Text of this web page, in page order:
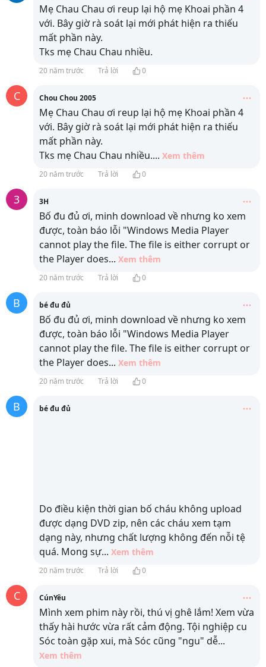
Mẹ Chau Chau ơi reup lại hộ mẹ Khoai phần 4
với. Bây giờ rà soát lại mới phát hiện ra thiếu
mất phần này.
Tks mẹ Chau Chau nhiều.
20 năm trước Trả lời 0
C Chou Chou 2005
Mẹ Chau Chau ơi reup lại hộ mẹ Khoai phần 4
với. Bây giờ rà soát lại mới phát hiện ra thiếu
mất phần này.
Tks mẹ Chau Chau nhiều.... Xem thêm
20 năm trước Trả lời 0
3 3H
Bố đu đủ ơi, minh download về nhưng ko xem
được, toàn báo lỗi "Windows Media Player
cannot play the file. The file is either corrupt or
the Player does... Xem thêm
20 năm trước Trả lời 0
B bé đu đủ
Bố đu đủ ơi, minh download về nhưng ko xem
được, toàn báo lỗi "Windows Media Player
cannot play the file. The file is either corrupt or
the Player does... Xem thêm
20 năm trước Trả lời 0
B bé đu đủ
Do điều kiện thời gian bố cháu không upload
được dạng DVD zip, nên các cháu xem tạm
dạng này, nhưng chất lượng không đến nỗi tệ
quá. Mong sự... Xem thêm
20 năm trước Trả lời 0
C CúnYêu
Mình xem phim này rồi, thú vị ghê lắm! Xem vừa
thấy hài hước vừa rất cảm động. Tội nghiệp cu
Sóc toàn gặp xui, mà Sóc cũng "ngu" dễ...
Xem thêm